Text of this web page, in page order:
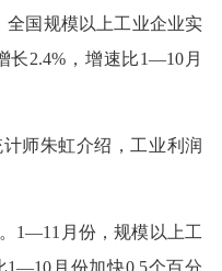
国规模以上工业企业实
长2.4%，增速比1—10月
师朱虹介绍，工业利润
1—11月份，规模以上工